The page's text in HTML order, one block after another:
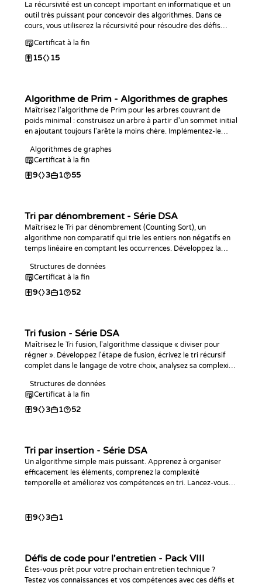
La récursivité est un concept important en informatique et un
outil très puissant pour concevoir des algorithmes. Dans ce
cours, vous utiliserez la récursivité pour résoudre des défis
parfaitement ce sujet.
Certificat à la fin
15 15
Algorithme de Prim - Algorithmes de graphes
Maîtrisez l'algorithme de Prim pour les arbres couvrant de
poids minimal : construisez un arbre à partir d'un sommet initial
en ajoutant toujours l'arête la moins chère. Implémentez-le
connectivité et d'arête goulot, le pendant de l'algorithme de
Kruskal.
Algorithmes de graphes
Certificat à la fin
9 3 1 55
Tri par dénombrement - Série DSA
Maîtrisez le Tri par dénombrement (Counting Sort), un
algorithme non comparatif qui trie les entiers non négatifs en
temps linéaire en comptant les occurrences. Développez la
langage de votre choix, analysez sa complexité O(n + k) et
entraînez-vous avec des défis de programmation.
Structures de données
Certificat à la fin
9 3 1 52
Tri fusion - Série DSA
Maîtrisez le Tri fusion, l'algorithme classique « diviser pour
régner ». Développez l'étape de fusion, écrivez le tri récursif
complet dans le langage de votre choix, analysez sa complexité
Structures de données
Certificat à la fin
9 3 1 52
Tri par insertion - Série DSA
Un algorithme simple mais puissant. Apprenez à organiser
efficacement les éléments, comprenez la complexité
temporelle et améliorez vos compétences en tri. Lancez-vous
9 3 1
Défis de code pour l'entretien - Pack VIII
Êtes-vous prêt pour votre prochain entretien technique ?
Testez vos connaissances et vos compétences avec ces défis et